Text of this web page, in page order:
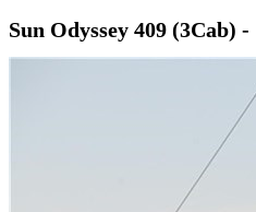
Sun Odyssey 409 (3Cab) -